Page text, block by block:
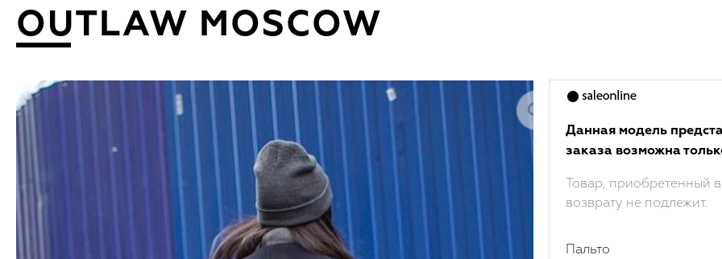
OUTLAW MOSCOW
Данная модель
заказа возможна
Товар, приобретенный
возврату не подлежит.
Пальто